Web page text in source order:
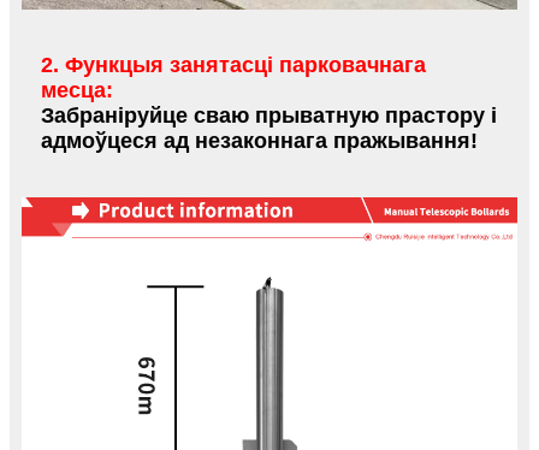
2. Функцыя занятасці парковачнага
месца:
Забраніруйце сваю прыватную прастору і
адмоўцеся ад незаконнага пражывання!